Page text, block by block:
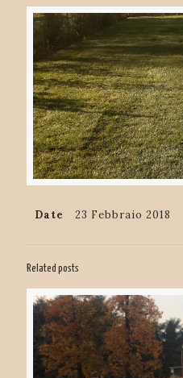
Date 23 Febbraio 2018
Related posts